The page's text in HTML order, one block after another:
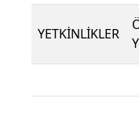
YETKİNLİKLER